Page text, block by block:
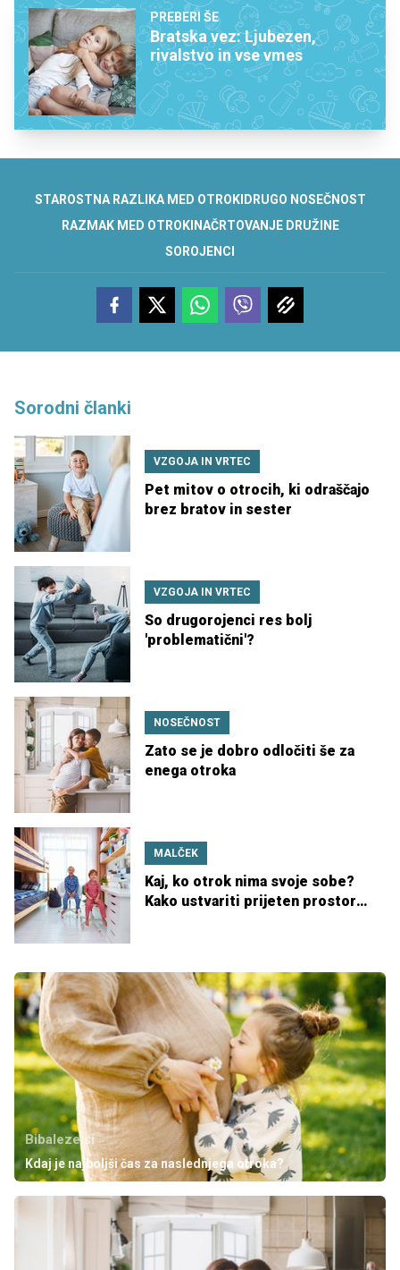
PREBERI ŠE
Bratska vez: Ljubezen,
rivalstvo in vse vmes
STAROSTNA RAZLIKA MED OTROKI DRUGO NOSEČNOST
RAZMAK MED OTROKI NAČRTOVANJE DRUŽINE
SOROJENCI
Sorodni članki
VZGOJA IN VRTEC
Pet mitov o otrocih, ki odraščajo
brez bratov in sester
VZGOJA IN VRTEC
So drugorojenci res bolj
'problematični'?
NOSEČNOST
Zato se je dobro odločiti še za
enega otroka
MALČEK
Kaj, ko otrok nima svoje sobe?
Kako ustvariti prijeten prostor
Bibaleze.si
Kdaj je najboljši čas za naslednjega otroka?